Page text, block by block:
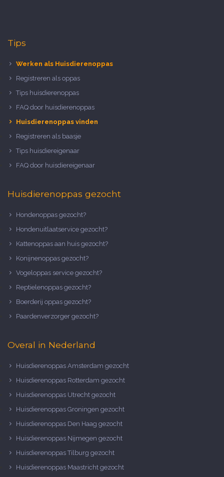
Tips
Werken als Huisdierenoppas
Registreren als oppas
Tips huisdierenoppas
FAQ door huisdierenoppas
Huisdierenoppas vinden
Registreren als baasje
Tips huisdiereigenaar
FAQ door huisdiereigenaar
Huisdierenoppas gezocht
Hondenoppas gezocht?
Hondenuitlaatservice gezocht?
Kattenoppas aan huis gezocht?
Konijnenoppas gezocht?
Vogeloppas service gezocht?
Reptielenoppas gezocht?
Boerderij oppas gezocht?
Paardenverzorger gezocht?
Overal in Nederland
Huisdierenoppas Amsterdam gezocht
Huisdierenoppas Rotterdam gezocht
Huisdierenoppas Utrecht gezocht
Huisdierenoppas Groningen gezocht
Huisdierenoppas Den Haag gezocht
Huisdierenoppas Nijmegen gezocht
Huisdierenoppas Tilburg gezocht
Huisdierenoppas Maastricht gezocht